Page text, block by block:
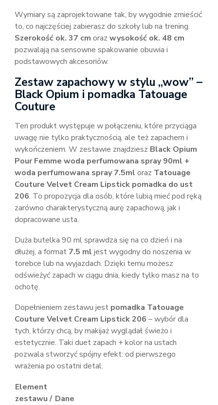
Wymiary są zaprojektowane tak, by wygodnie zmieścić
to, co najczęściej zabierasz do szkoły lub na trening.
Szerokość ok. 37 cm oraz wysokość ok. 48 cm
pozwalają na sensowne spakowanie obuwia i
podstawowych akcesoriów.
Zestaw zapachowy w stylu „wow” –
Black Opium i pomadka Tatouage
Couture
Ten produkt występuje w połączeniu, które przyciąga
uwagę nie tylko praktycznością, ale też zapachem i
wykończeniem. W zestawie znajdziesz Black Opium
Pour Femme woda perfumowana spray 90ml +
woda perfumowana spray 7.5ml oraz Tatouage
Couture Velvet Cream Lipstick pomadka do ust
206. To propozycja dla osób, które lubią mieć pod ręką
zarówno charakterystyczną aurę zapachową, jak i
dopracowane usta.
Duża butelka 90 ml sprawdza się na co dzień i na
dłużej, a format 7.5 ml jest wygodny do noszenia w
torebce lub na wyjazdach. Dzięki temu możesz
odświeżyć zapach w ciągu dnia, kiedy tylko masz na to
ochotę.
Dopełnieniem zestawu jest pomadka Tatouage
Couture Velvet Cream Lipstick 206 – wybór dla
tych, którzy chcą, by makijaż wyglądał świeżo i
estetycznie. Taki duet zapach + kolor na ustach
pozwala stworzyć spójny efekt: od pierwszego
wrażenia po ostatni detal.
Element
zestawu / Dane